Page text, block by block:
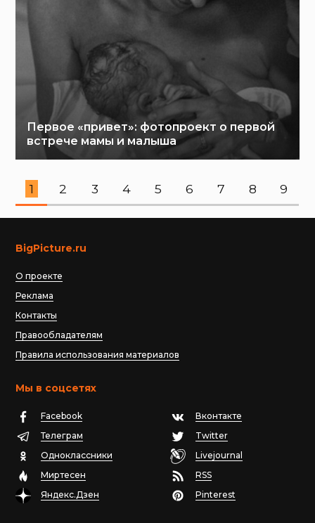
Первое «привет»: фотопроект о первой
встрече мамы и малыша
1 2 3 4 5 6 7 8 9
BigPicture.ru
О проекте
Реклама
Контакты
Правообладателям
Правила использования материалов
Мы в соцсетях
Facebook
Вконтакте
Телеграм
Twitter
Одноклассники
Livejournal
Миртесен
RSS
Яндекс.Дзен
Pinterest